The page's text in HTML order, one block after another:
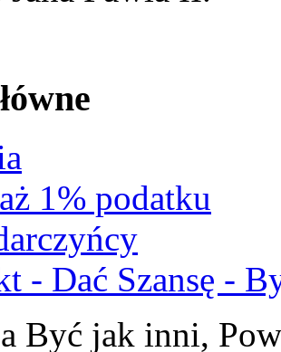
1% podatku
- Dać Szansę -
Być jak inni,